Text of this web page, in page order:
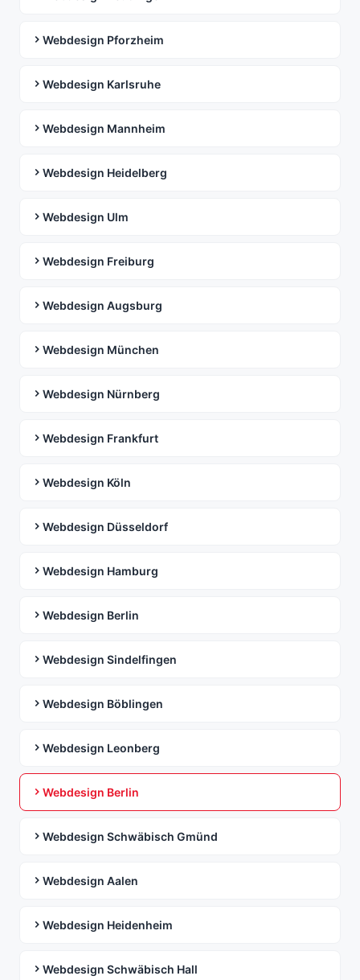
Webdesign Pforzheim
Webdesign Karlsruhe
Webdesign Mannheim
Webdesign Heidelberg
Webdesign Ulm
Webdesign Freiburg
Webdesign Augsburg
Webdesign München
Webdesign Nürnberg
Webdesign Frankfurt
Webdesign Köln
Webdesign Düsseldorf
Webdesign Hamburg
Webdesign Berlin
Webdesign Sindelfingen
Webdesign Böblingen
Webdesign Leonberg
Webdesign Berlin
Webdesign Schwäbisch Gmünd
Webdesign Aalen
Webdesign Heidenheim
Webdesign Schwäbisch Hall